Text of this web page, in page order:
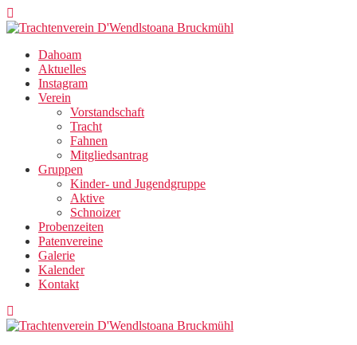
Zum
Inhalt
Dahoam
Aktuelles
Instagram
Verein
Vorstandschaft
Tracht
Fahnen
Mitgliedsantrag
Gruppen
Kinder- und Jugendgruppe
Aktive
Schnoizer
Probenzeiten
Patenvereine
Galerie
Kalender
Kontakt